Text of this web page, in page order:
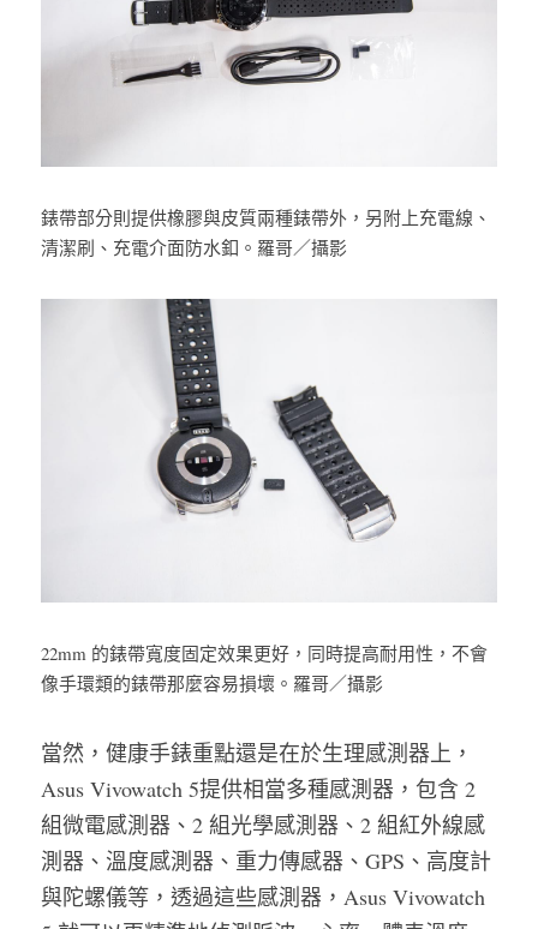
錶帶部分則提供橡膠與皮質兩種錶帶外，另附上充電線、
清潔刷、充電介面防水釦。羅哥／攝影
22mm 的錶帶寬度固定效果更好，同時提高耐用性，不會
像手環類的錶帶那麼容易損壞。羅哥／攝影
當然，健康手錶重點還是在於生理感測器上，
Asus Vivowatch 5提供相當多種感測器，包含 2
組微電感測器、2 組光學感測器、2 組紅外線感
測器、溫度感測器、重力傳感器、GPS、高度計
與陀螺儀等，透過這些感測器，Asus Vivowatch